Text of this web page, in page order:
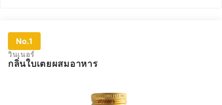
No.1
วินเนอร์
กลิ่นใบเตยผสมอาหาร